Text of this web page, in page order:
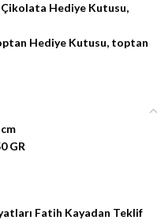
Çikolata Hediye Kutusu,
Hediye Kutusu, toptan
GR
Fatih Kayadan Teklif